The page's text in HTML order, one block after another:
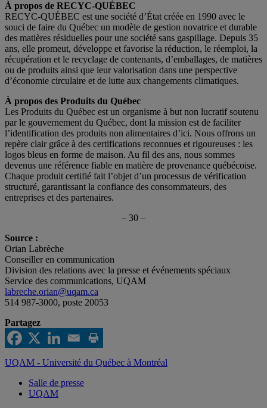
À propos de RECYC-QUÉBEC
RECYC-QUÉBEC est une société d’État créée en 1990 avec le
souci de faire du Québec un modèle de gestion novatrice et durable
des matières résiduelles pour une société sans gaspillage. Depuis 35
ans, elle promeut, développe et favorise la réduction, le réemploi, la
récupération et le recyclage de contenants, d’emballages, de matières
ou de produits ainsi que leur valorisation dans une perspective
d’économie circulaire et de lutte aux changements climatiques.
À propos des Produits du Québec
Les Produits du Québec est un organisme à but non lucratif soutenu
par le gouvernement du Québec, dont la mission est de faciliter
l’identification des produits non alimentaires d’ici. Nous offrons un
repère clair grâce à des certifications reconnues et rigoureuses : les
logos bleus en forme de maison. Au fil des ans, nous sommes
devenus une référence fiable en matière de provenance québécoise.
Chaque produit certifié fait l’objet d’un processus de vérification
structuré, garantissant la confiance des consommateurs, des
entreprises et des partenaires.
– 30 –
Source :
Orian Labrèche
Conseiller en communication
Division des relations avec la presse et événements spéciaux
Service des communications, UQAM
labreche.orian@uqam.ca
514 987-3000, poste 20053
Partagez
UQAM - Université du Québec à Montréal
Salle de presse
UQAM